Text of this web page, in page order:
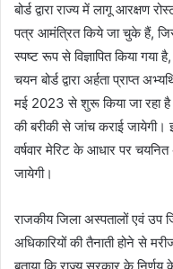
बोर्ड द्वारा राज्य में लागू
पत्र आमंत्रित किये जा चुके हैं,
स्पष्ट रूप से विज्ञापित किया
चयन बोर्ड द्वारा अर्हता प्राप्त
मई 2023 से शुरू किया जा रहा है।
की बरीकी से जांच कराई जायेगी।
वर्षवार मेरिट के आधार पर चयनित
जायेगी।
राजकीय जिला अस्पतालों एवं उप
अधिकारियों की तैनाती होने से